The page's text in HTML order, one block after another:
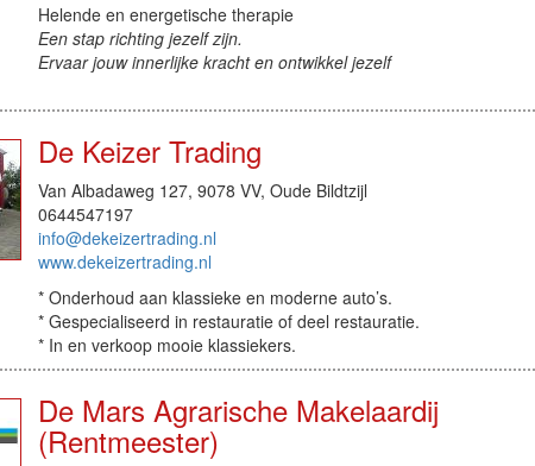
Helende en energetische therapie
Een stap richting jezelf zijn.
Ervaar jouw innerlijke kracht en ontwikkel jezelf
De Keizer Trading
Van Albadaweg 127, 9078 VV, Oude Bildtzijl
0644547197
info@dekeizertrading.nl
www.dekeizertrading.nl
* Onderhoud aan klassieke en moderne auto’s.
* Gespecialiseerd in restauratie of deel restauratie.
* In en verkoop mooie klassiekers.
De Mars Agrarische Makelaardij
(Rentmeester)